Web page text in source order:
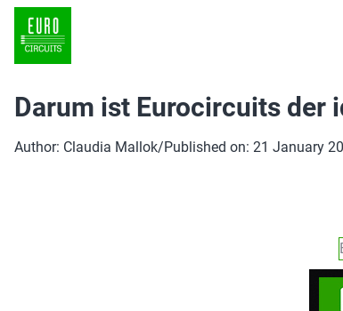
Darum ist Eurocircuits der
Author: Claudia Mallok/Published on: 21 January